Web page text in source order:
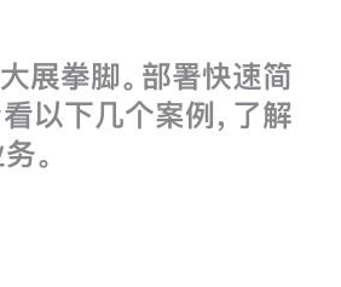
展拳脚。部署快速简
以下几个案例，了解
。